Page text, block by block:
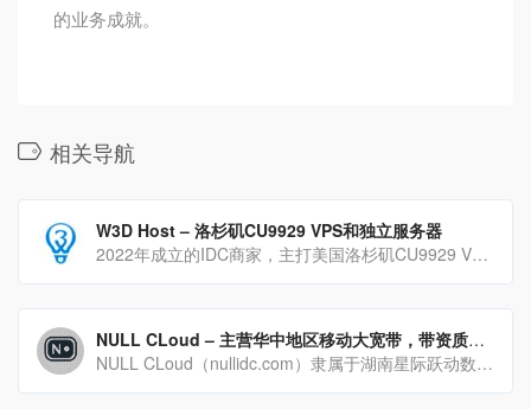
的业务成就。
相关导航
W3D Host – 洛杉矶CU9929 VPS和独立服务器
2022年成立的IDC商家，主打美国洛杉矶CU9929 VPS和独立服务器
NULL CLoud – 主营华中地区移动大宽带，带资质证书商家，无Qos
NULL CLoud（nullidc.com）隶属于湖南星际跃动数据科技有限公司，是工信部2024第27批电信许可批准企业，持有中华人民共和国增值电信经营许可证B1资质